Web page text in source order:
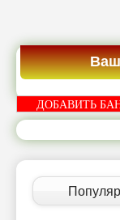
ДОБАВИТЬ